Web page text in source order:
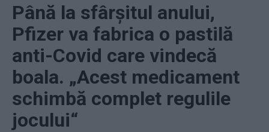
Până la sfârșitul anului,
Pfizer va fabrica o pastilă
anti-Covid care vindecă
boala. „Acest medicament
schimbă complet regulile
jocului“